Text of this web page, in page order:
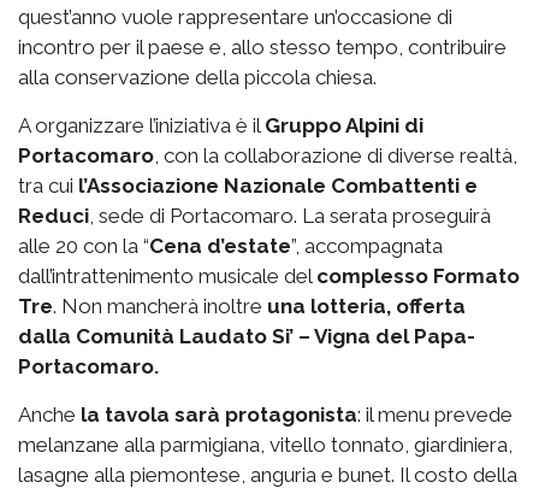
quest’anno vuole rappresentare un’occasione di
incontro per il paese e, allo stesso tempo, contribuire
alla conservazione della piccola chiesa.
A organizzare l’iniziativa è il Gruppo Alpini di
Portacomaro , con la collaborazione di diverse realtà,
tra cui l’Associazione Nazionale Combattenti e
Reduci , sede di Portacomaro. La serata proseguirà
alle 20 con la “Cena d’estate”, accompagnata
dall’intrattenimento musicale del complesso Formato
Tre. Non mancherà inoltre una lotteria, offerta
dalla Comunità Laudato Si’ – Vigna del Papa-
Portacomaro.
Anche la tavola sarà protagonista: il menu prevede
melanzane alla parmigiana, vitello tonnato, giardiniera,
lasagne alla piemontese, anguria e bunet. Il costo della